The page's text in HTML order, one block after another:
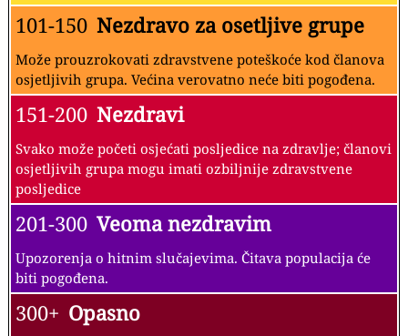
101-150 Nezdravo za osetljive grupe
Može prouzrokovati zdravstvene poteškoće kod članova
osjetljivih grupa. Većina verovatno neće biti pogođena.
151-200 Nezdravi
Svako može početi osjećati posljedice na zdravlje; članovi
osjetljivih grupa mogu imati ozbiljnije zdravstvene
posljedice
201-300 Veoma nezdravim
Upozorenja o hitnim slučajevima. Čitava populacija će
biti pogođena.
300+ Opasno